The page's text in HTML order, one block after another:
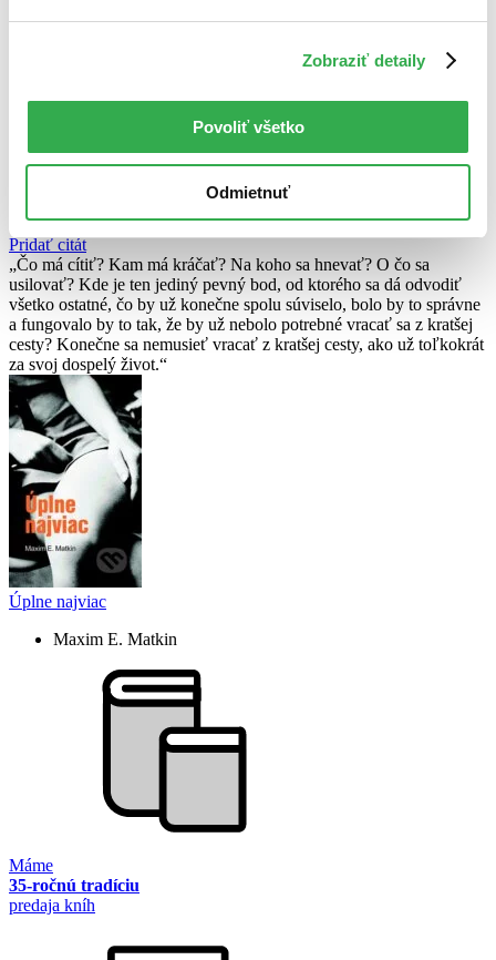
Zobraziť detaily
Povoliť všetko
Odmietnuť
vyhovujúci zadaným podmienkam.
Skúste prosím zmeniť vyhľadávaný výraz.
Náš pomocník Sherlock vám ju s radosťou vypátra!
Knihomoľský pomocník
Pridať citát
Čo má cítiť? Kam má kráčať? Na koho sa hnevať? O čo sa
usilovať? Kde je ten jediný pevný bod, od ktorého sa dá odvodiť
všetko ostatné, čo by už konečne spolu súviselo, bolo by to správne
a fungovalo by to tak, že by už nebolo potrebné vracať sa z kratšej
cesty? Konečne sa nemusieť vracať z kratšej cesty, ako už toľkokrát
za svoj dospelý život.
Úplne najviac
Maxim E. Matkin
Máme
35-ročnú tradíciu
predaja kníh